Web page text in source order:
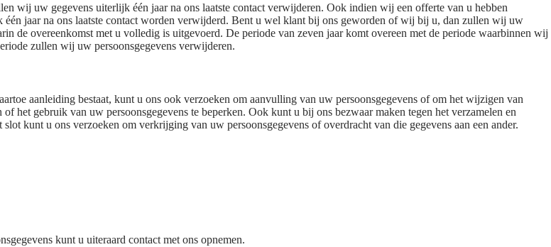
wij uw gegevens uiterlijk één jaar na ons laatste contact verwijderen. Ook indien wij een offerte van u hebben
jaar na ons laatste contact worden verwijderd. Bent u wel klant bij ons geworden of wij bij u, dan zullen wij uw
de overeenkomst met u volledig is uitgevoerd. De periode van zeven jaar komt overeen met de periode waarbinnen wij
zullen wij uw persoonsgegevens verwijderen.
aanleiding bestaat, kunt u ons ook verzoeken om aanvulling van uw persoonsgegevens of om het wijzigen van
het gebruik van uw persoonsgegevens te beperken. Ook kunt u bij ons bezwaar maken tegen het verzamelen en
kunt u ons verzoeken om verkrijging van uw persoonsgegevens of overdracht van die gegevens aan een ander.
kunt u uiteraard contact met ons opnemen.